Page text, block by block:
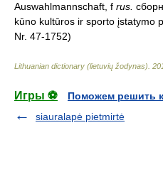
Auswahlmannschaft, f rus.
kūno kultūros ir sporto įstatymo
Nr. 47-1752)
Lithuanian dictionary (lietuvių žodynas)
Игры ⚽
Поможем решить
siauralapė pietmirtė